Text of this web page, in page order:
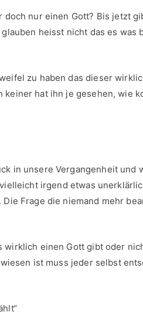
nur einen Gott? Bis jetzt
heisst nicht das es was
zu haben das dieser
hat ihn je gesehen, wie
in unsere Vergangenheit
irgend etwas
Frage die niemand mehr
einen Gott gibt oder
ist muss jeder selbst